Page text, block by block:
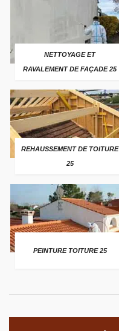
NETTOYAGE ET
RAVALEMENT DE FAÇADE 25
REHAUSSEMENT DE TOITURE
25
PEINTURE TOITURE 25